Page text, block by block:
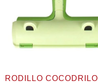
RODILLO COCODRILO